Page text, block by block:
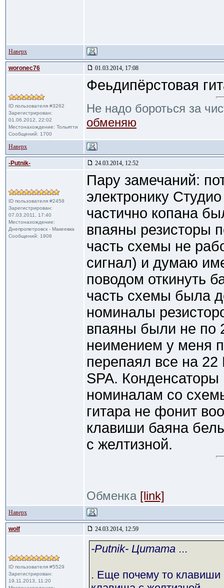
Наверх
woronec76 01.03.2014, 17:08
ID пользователя #3262
Зарегистрирован:
01.06.2012, 22:02
Местонахождение: Тольятти
Сообщений: 1700
Феьдипёрстовая
Не надо бороться за
обменяю
Наверх
-Putnik- 24.03.2014, 12:52
ID пользователя #2458
Зарегистрирован:
07.03.2011, 17:40
Местонахождение:
Днепропетровск - Макеевка
Сообщений: 1906
Пару замечаний:
электронику
частично копана
впаяны резисторы
часть схемы не
сигнал) и думаю
поводом откинуть
часть схемы была
номиналы
впаяны были не по
неимением у меня
перепаял все на
SPA. Конденсаторы
номиналам со
гитара не фонит
клавиши баяна
с желтизной.
Обменка [link]
Наверх
wolf 24.03.2014, 12:59
ID пользователя #5529
Зарегистрирован:
19.11.2013, 11:20
-Putnik- Цитата ...
. Еще почему то